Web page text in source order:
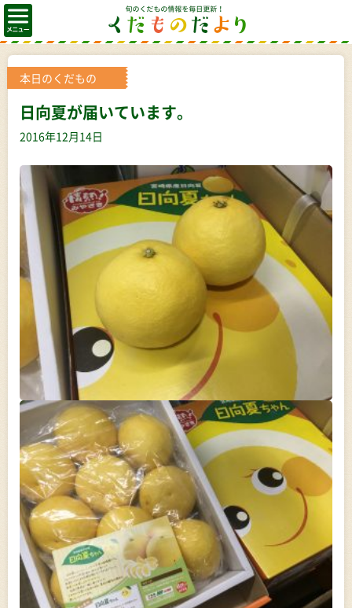
本日のくだもの
日向夏が届いています。
2016年12月14日